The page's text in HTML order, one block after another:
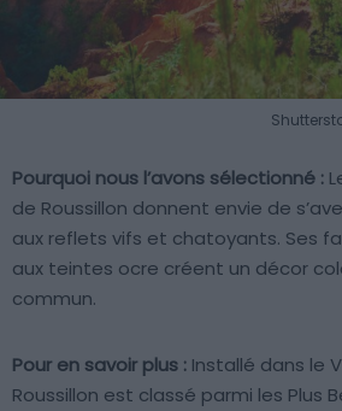
Pourquoi nous l’avons sélectionné :
de Roussillon donnent envie de
aux reflets vifs et chatoyants. Ses
aux teintes ocre créent un décor
commun.
Pour en savoir plus : Installé dans le
Roussillon est classé parmi les Plus